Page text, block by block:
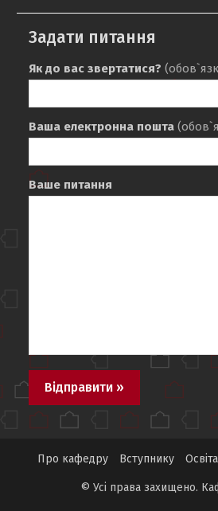
Задати питання
Як до вас звертатися?
Ваша електронна пошта
Ваше питання
Про кафедру Вступнику Освіта
© Усі права захищено.